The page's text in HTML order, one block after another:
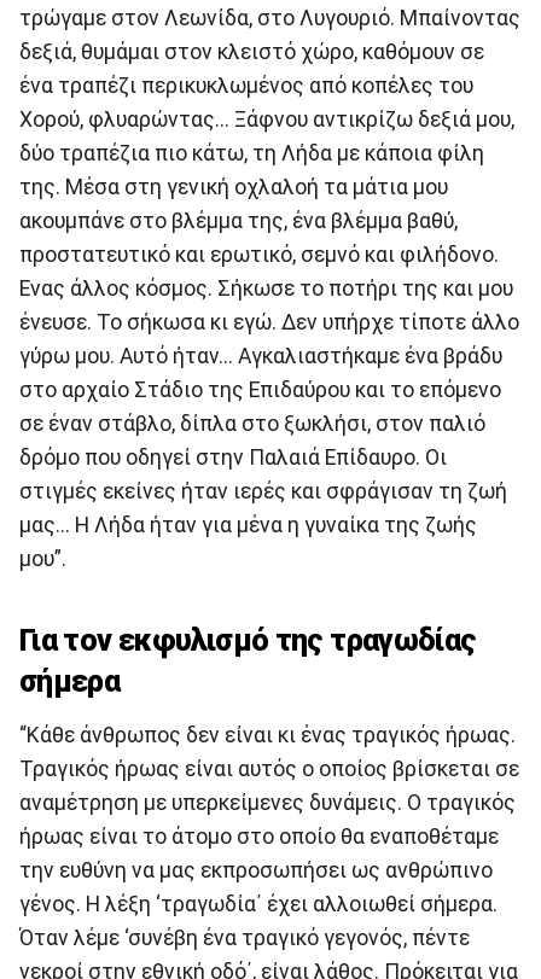
τρώγαμε στον Λεωνίδα, στο Λυγουριό. Μπαίνοντας
δεξιά, θυμάμαι στον κλειστό χώρο, καθόμουν σε
ένα τραπέζι περικυκλωμένος από κοπέλες του
Χορού, φλυαρώντας... Ξάφνου αντικρίζω δεξιά μου,
δύο τραπέζια πιο κάτω, τη Λήδα με κάποια φίλη
της. Μέσα στη γενική οχλαλοή τα μάτια μου
ακουμπάνε στο βλέμμα της, ένα βλέμμα βαθύ,
προστατευτικό και ερωτικό, σεμνό και φιλήδονο.
Ενας άλλος κόσμος. Σήκωσε το ποτήρι της και μου
ένευσε. Το σήκωσα κι εγώ. Δεν υπήρχε τίποτε άλλο
γύρω μου. Αυτό ήταν... Αγκαλιαστήκαμε ένα βράδυ
στο αρχαίο Στάδιο της Επιδαύρου και το επόμενο
σε έναν στάβλο, δίπλα στο ξωκλήσι, στον παλιό
δρόμο που οδηγεί στην Παλαιά Επίδαυρο. Οι
στιγμές εκείνες ήταν ιερές και σφράγισαν τη ζωή
μας... Η Λήδα ήταν για μένα η γυναίκα της ζωής
μου”.
Για τον εκφυλισμό της τραγωδίας
σήμερα
“Κάθε άνθρωπος δεν είναι κι ένας τραγικός ήρωας.
Τραγικός ήρωας είναι αυτός ο οποίος βρίσκεται σε
αναμέτρηση με υπερκείμενες δυνάμεις. Ο τραγικός
ήρωας είναι το άτομο στο οποίο θα εναποθέταμε
την ευθύνη να μας εκπροσωπήσει ως ανθρώπινο
γένος. Η λέξη ‘τραγωδία΄ έχει αλλοιωθεί σήμερα.
Όταν λέμε ‘συνέβη ένα τραγικό γεγονός, πέντε
νεκροί στην εθνική οδό΄, είναι λάθος. Πρόκειται για